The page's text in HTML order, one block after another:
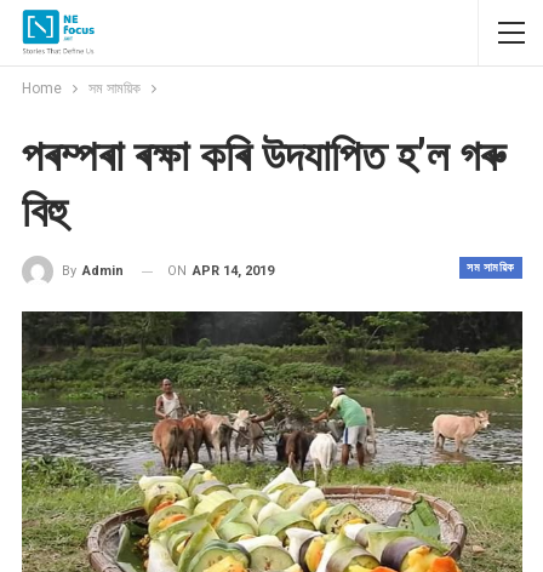
Home সম সাময়িক
পৰম্পৰা ৰক্ষা কৰি উদযাপিত হ’ল গৰু
বিহু
সম সাময়িক
By Admin ON APR 14, 2019